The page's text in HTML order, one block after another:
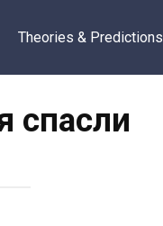
Theories & Predictions
спасли